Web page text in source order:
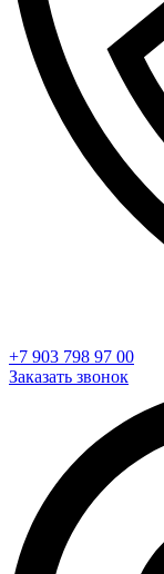
+7 903 798 97 00
Заказать звонок